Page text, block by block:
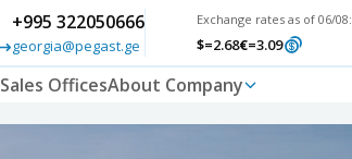
+995 322050666
georgia@pegast.ge
Exchange rates as of 06/08:
$=2.68€=3.09
Sales OfficesAbout Company